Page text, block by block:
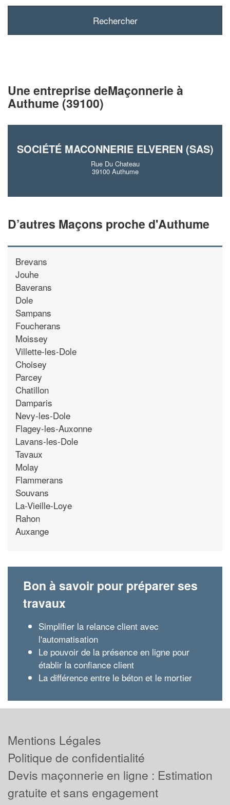
Une entreprise deMaçonnerie à
Authume (39100)
SOCIÉTÉ MACONNERIE ELVEREN (SAS)
Rue Du Chateau
39100 Authume
D’autres Maçons proche d'Authume
Brevans
Jouhe
Baverans
Dole
Sampans
Foucherans
Moissey
Villette-les-Dole
Choisey
Parcey
Chatillon
Damparis
Nevy-les-Dole
Flagey-les-Auxonne
Lavans-les-Dole
Tavaux
Molay
Flammerans
Souvans
La-Vieille-Loye
Rahon
Auxange
Bon à savoir pour préparer ses
travaux
Simplifier la relance client avec
l'automatisation
Le pouvoir de la présence en ligne pour
établir la confiance client
La différence entre le béton et le mortier
Vous êtes un
marges
tout en gagnant de
nouveaux clients!
Mentions Légales
Politique de confidentialité
Devis maçonnerie en ligne : Estimation
gratuite et sans engagement